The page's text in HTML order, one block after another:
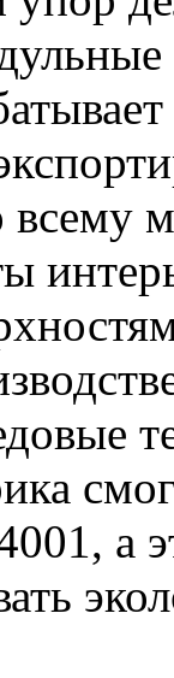
всему
а